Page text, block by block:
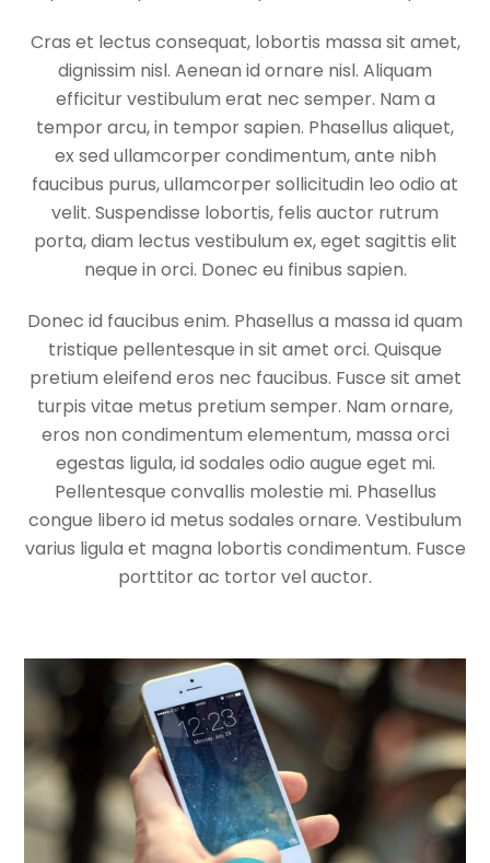
Cras et lectus consequat, lobortis massa sit amet,
dignissim nisl. Aenean id ornare nisl. Aliquam
efficitur vestibulum erat nec semper. Nam a
tempor arcu, in tempor sapien. Phasellus aliquet,
ex sed ullamcorper condimentum, ante nibh
faucibus purus, ullamcorper sollicitudin leo odio at
velit. Suspendisse lobortis, felis auctor rutrum
porta, diam lectus vestibulum ex, eget sagittis elit
neque in orci. Donec eu finibus sapien.
Donec id faucibus enim. Phasellus a massa id quam
tristique pellentesque in sit amet orci. Quisque
pretium eleifend eros nec faucibus. Fusce sit amet
turpis vitae metus pretium semper. Nam ornare,
eros non condimentum elementum, massa orci
egestas ligula, id sodales odio augue eget mi.
Pellentesque convallis molestie mi. Phasellus
congue libero id metus sodales ornare. Vestibulum
varius ligula et magna lobortis condimentum. Fusce
porttitor ac tortor vel auctor.